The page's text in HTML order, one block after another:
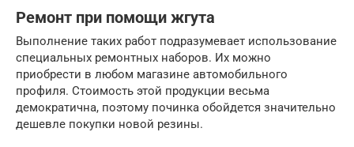
Ремонт при помощи жгута
Выполнение таких работ подразумевает использование
специальных ремонтных наборов. Их можно
приобрести в любом магазине автомобильного
профиля. Стоимость этой продукции весьма
демократична, поэтому починка обойдется значительно
дешевле покупки новой резины.